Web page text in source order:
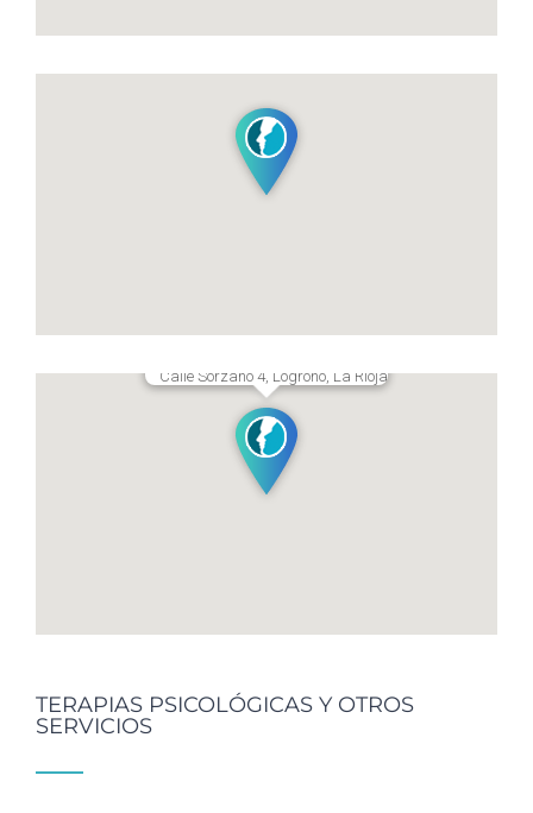
Calle Sorzano 4, Logroño, La Rioja
TERAPIAS PSICOLÓGICAS Y OTROS
SERVICIOS